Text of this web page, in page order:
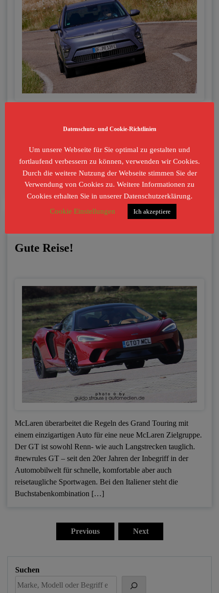
Kona modernen Stil, dynamischen Auftritt und
Dabei stehen zwei Leistungsvarianten zur Auswahl, die mit
bis zu 514 Kilometer WLTP-Reichweite für ein Plus an
Langstrecken- und Alltagstauglichkeit sorgen. Als
charakterstarker City-SUV im B-Segment hat der Kona […]
Gute Reise!
McLaren überarbeitet die Regeln des Grand Touring mit
einem einzigartigen Auto für eine neue McLaren Zielgruppe.
Der GT ist sowohl Renn- wie auch Langstrecken tauglich.
#newrules GT – seit den 20er Jahren der Inbegriff in der
Automobilwelt für schnelle, komfortable aber auch
reisetaugliche Sportwagen. Bei den Italiener steht die
Buchstabenkombination […]
Previous Next
Suchen
Datenschutz- und Cookie-Richtlinien
Um unsere Webseite für Sie optimal zu gestalten und
fortlaufend verbessern zu können, verwenden wir Cookies.
Durch die weitere Nutzung der Webseite stimmen Sie der
Verwendung von Cookies zu. Weitere Informationen zu
Cookies erhalten Sie in unserer Datenschutzerklärung.
Cookie Einstellungen
Ich akzeptiere